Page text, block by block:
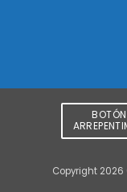
Copyright 2026